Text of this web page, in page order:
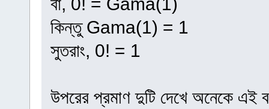
কিন্তু Gama(1) = 1
সুতরাং, 0! = 1
উপরের প্রমাণ দুটি দেখে অনেকে এই